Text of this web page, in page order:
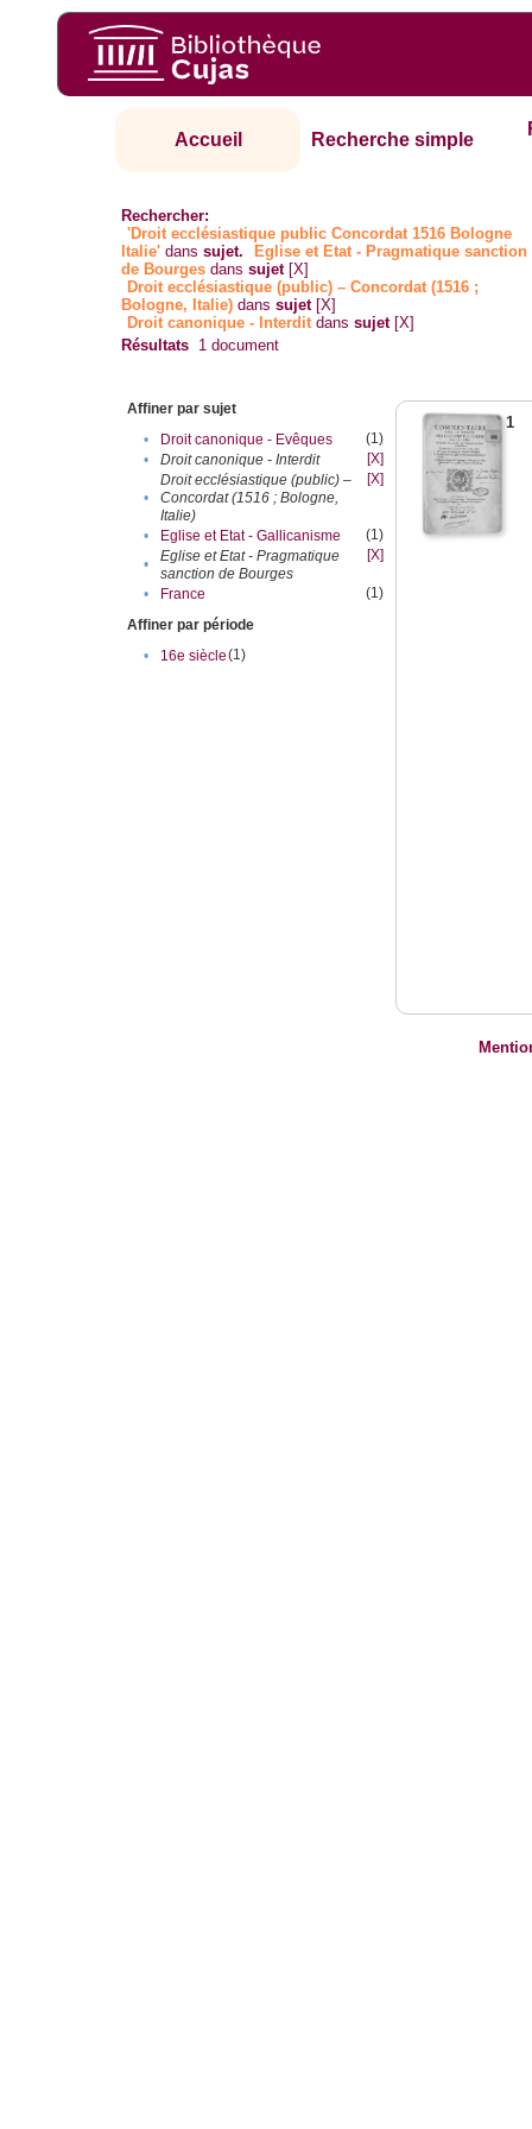
Accueil Recherche simple
Rechercher:
'Droit ecclésiastique public Concordat 1516 Bologne
Italie' danssujet.
Eglise et Etat - Pragmatique sanction
de Bourges danssujet [X]
Droit ecclésiastique (public) – Concordat (1516 ;
Bologne, Italie) danssujet [X]
Droit canonique - Interditdanssujet [X]
Résultats 1 document
Affiner par sujet
•
Droit canonique - Evêques
(1)
•
Droit canonique - Interdit [X]
•
Droit ecclésiastique (public) –
Concordat (1516 ; Bologne,
Italie)
[X]
• Eglise et Etat - Gallicanisme
(1)
•
Eglise et Etat - Pragmatique
sanction de Bourges
[X]
• France
(1)
Affiner par période
•
16e siècle(1)
1